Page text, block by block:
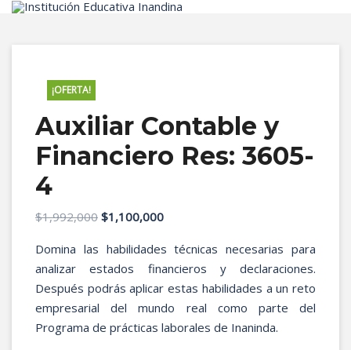
Inicio
¡OFERTA!
Auxiliar Contable y
Financiero Res: 3605-
4
$1,992,000 El
original
era:
$1,992,000.
$1,100,000El
actual
es:
$1,100,000.
Domina las habilidades técnicas necesarias para
analizar estados financieros y declaraciones.
Después podrás aplicar estas habilidades a un reto
empresarial del mundo real como parte del
Programa de prácticas laborales de Inaninda.